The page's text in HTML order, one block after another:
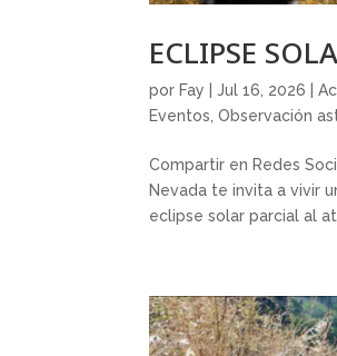
ECLIPSE
por Fay |Jul 16, 2026 |
Eventos ,Observación
Compartir en Redes
Nevada te invita a vivir
eclipse solar parcial al